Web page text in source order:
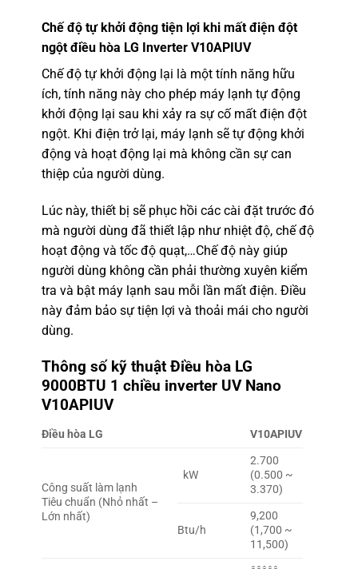
Chế độ tự khởi động tiện lợi khi mất điện đột
ngột điều hòa LG Inverter V10APIUV
Chế độ tự khởi động lại là một tính năng hữu
ích, tính năng này cho phép máy lạnh tự động
khởi động lại sau khi xảy ra sự cố mất điện đột
ngột. Khi điện trở lại, máy lạnh sẽ tự động khởi
động và hoạt động lại mà không cần sự can
thiệp của người dùng.
Lúc này, thiết bị sẽ phục hồi các cài đặt trước đó
mà người dùng đã thiết lập như nhiệt độ, chế độ
hoạt động và tốc độ quạt,…Chế độ này giúp
người dùng không cần phải thường xuyên kiểm
tra và bật máy lạnh sau mỗi lần mất điện. Điều
này đảm bảo sự tiện lợi và thoải mái cho người
dùng.
Thông số kỹ thuật Điều hòa LG
9000BTU 1 chiều inverter UV Nano
V10APIUV
Điều hòa LG V10APIUV
Công suất làm lạnh
Tiêu chuẩn (Nhỏ nhất –
Lớn nhất)
kW
2.700
(0.500 ~
3.370)
Btu/h
9,200
(1,700 ~
11,500)